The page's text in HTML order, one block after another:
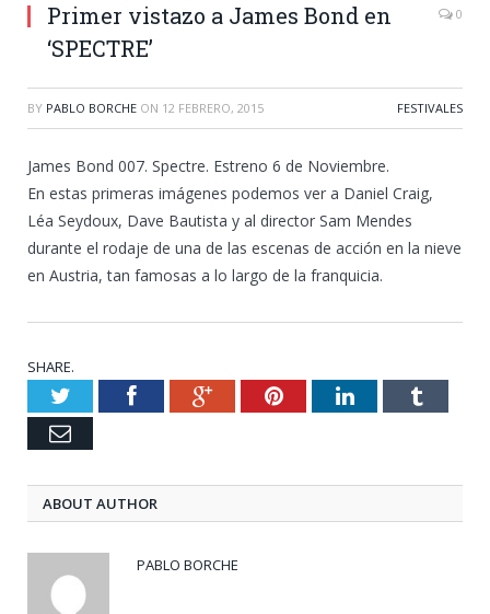
Primer vistazo a James Bond en
‘SPECTRE’
0
BY PABLO BORCHE ON 12 FEBRERO, 2015 FESTIVALES
James Bond 007. Spectre. Estreno 6 de Noviembre.
En estas primeras imágenes podemos ver a Daniel Craig,
Léa Seydoux, Dave Bautista y al director Sam Mendes
durante el rodaje de una de las escenas de acción en la nieve
en Austria, tan famosas a lo largo de la franquicia.
SHARE.
TwitterFacebookGoogle+PinterestLinkedInTumblr
Email
ABOUT AUTHOR
PABLO BORCHE